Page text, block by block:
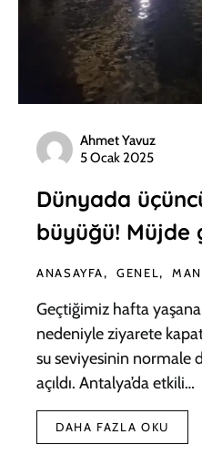
Ahmet Yavuz
5 Ocak 2025
Dünyada
büyüğü! Müjde
ANASAYFA GENEL
Geçtiğimiz hafta
nedeniyle ziyarete
su seviyesinin normale
açıldı. Antalya’da etkili…
DAHA FAZLA OKU